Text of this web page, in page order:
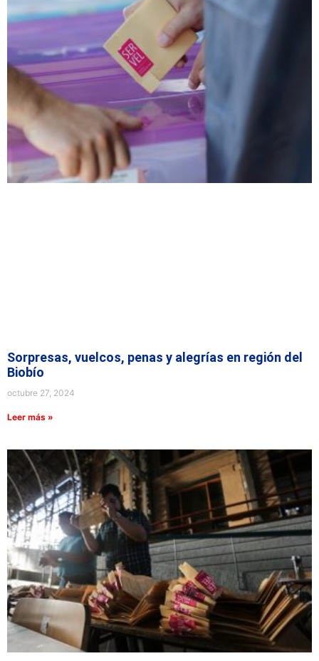
Sorpresas, vuelcos, penas y alegrías en región del
Biobío
octubre 27, 2024
Leer más »